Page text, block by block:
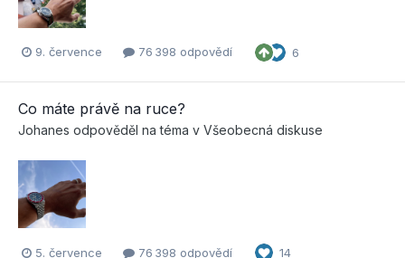
9. července 76 398 odpovědí 6
Co máte právě na ruce?
Johanes odpověděl na téma v Všeobecná diskuse
5. července 76 398 odpovědí 14